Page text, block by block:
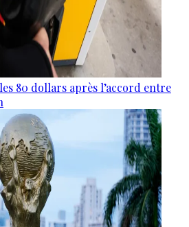
80 dollars après l’accord entre